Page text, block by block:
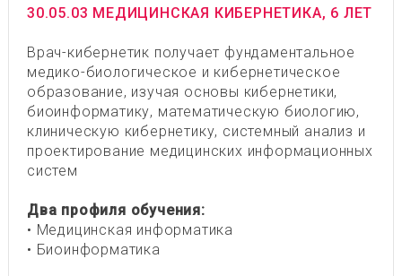
30.05.03 МЕДИЦИНСКАЯ КИБЕРНЕТИКА, 6 ЛЕТ
Врач-кибернетик получает фундаментальное
медико-биологическое и кибернетическое
образование, изучая основы кибернетики,
биоинформатику, математическую биологию,
клиническую кибернетику, системный анализ и
проектирование медицинских информационных
систем
Два профиля обучения:
• Медицинская информатика
• Биоинформатика